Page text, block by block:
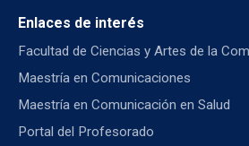
Enlaces de interés
Facultad de Ciencias y Artes de la
Maestría en Comunicaciones
Maestría en Comunicación en Salud
Portal del Profesorado